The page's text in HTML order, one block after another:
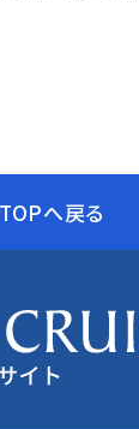
TOPへ戻る